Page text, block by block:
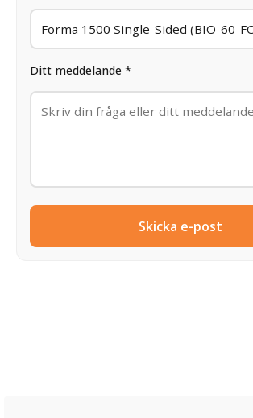
Ditt meddelande *
Skicka e-post